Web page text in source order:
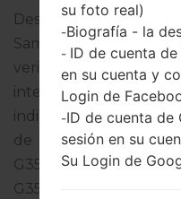
Descargue la última
Samsung Galaxy
verificar si el
inteligente
indicado % MODEL%.
de CHINA. El
su foto real)
-Biografía - la
- ID de cuenta
en su cuenta y
Login de
-ID de cuenta de
sesión en su
Su Login de